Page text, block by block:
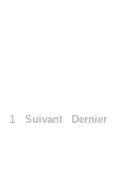
1 Suivant Dernier